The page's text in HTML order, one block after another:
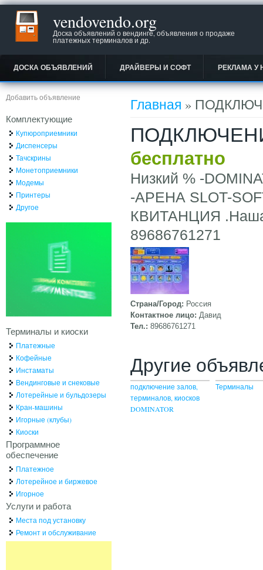
vendovendo.org
Доска объявлений о вендинге, объявления о продаже
платежных терминалов и др.
ДОСКА ОБЪЯВЛЕНИЙ ДРАЙВЕРЫ И СОФТ РЕКЛАМА У
Вы здесь
Главная »
бесплатно
Низкий % -
-АРЕНА SLOT-
КВИТАНЦИЯ .Наша
89686761271
Страна/Город: Россия
Контактное лицо: Давид
Тел.: 89686761271
Другие
подключение залов,
терминалов, киосков
DOMINATOR
Терминалы
Добавить объявление
Комплектующие
Купюроприемники
Диспенсеры
Тачскрины
Монетоприемники
Модемы
Принтеры
Другое
Терминалы и киоски
Платежные
Кофейные
Инстаматы
Вендинговые и снековые
Лотерейные и бульдозеры
Кран-машины
Игорные (клубы)
Киоски
Программное
обеспечение
Платежное
Лотерейное и биржевое
Игорное
Услуги и работа
Места под установку
Ремонт и обслуживание